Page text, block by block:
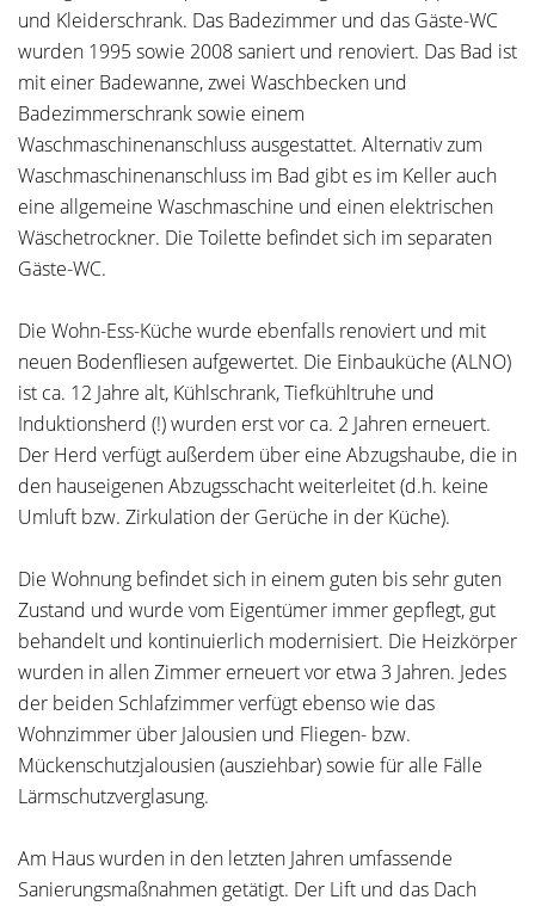
und Kleiderschrank. Das Badezimmer und das Gäste-WC
wurden 1995 sowie 2008 saniert und renoviert. Das Bad ist
mit einer Badewanne, zwei Waschbecken und
Badezimmerschrank sowie einem
Waschmaschinenanschluss ausgestattet. Alternativ zum
Waschmaschinenanschluss im Bad gibt es im Keller auch
eine allgemeine Waschmaschine und einen elektrischen
Wäschetrockner. Die Toilette befindet sich im separaten
Gäste-WC.
Die Wohn-Ess-Küche wurde ebenfalls renoviert und mit
neuen Bodenfliesen aufgewertet. Die Einbauküche (ALNO)
ist ca. 12 Jahre alt, Kühlschrank, Tiefkühltruhe und
Induktionsherd (!) wurden erst vor ca. 2 Jahren erneuert.
Der Herd verfügt außerdem über eine Abzugshaube, die in
den hauseigenen Abzugsschacht weiterleitet (d.h. keine
Umluft bzw. Zirkulation der Gerüche in der Küche).
Die Wohnung befindet sich in einem guten bis sehr guten
Zustand und wurde vom Eigentümer immer gepflegt, gut
behandelt und kontinuierlich modernisiert. Die Heizkörper
wurden in allen Zimmer erneuert vor etwa 3 Jahren. Jedes
der beiden Schlafzimmer verfügt ebenso wie das
Wohnzimmer über Jalousien und Fliegen- bzw.
Mückenschutzjalousien (ausziehbar) sowie für alle Fälle
Lärmschutzverglasung.
Am Haus wurden in den letzten Jahren umfassende
Sanierungsmaßnahmen getätigt. Der Lift und das Dach